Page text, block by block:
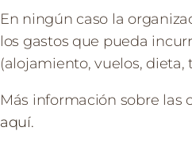
En ningún caso la
los gastos que pueda
(alojamiento, vuelos, dieta,
Más información sobre las
aquí.